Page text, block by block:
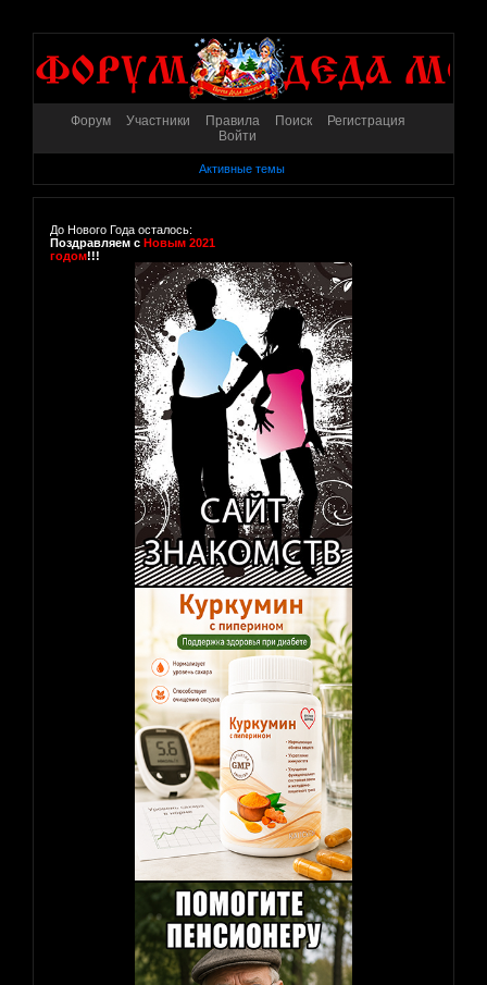
Форум Участники Правила Поиск
Регистрация
Войти
Активные темы
До Нового Года осталось:
Поздравляем с Новым 2021
годом!!!